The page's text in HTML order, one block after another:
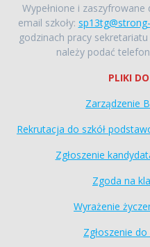
Wypełnione i
email szkoły:
godzinach pracy
należy podać
PLIKI
Zarządzenie
Rekrutacja do szkół
Zgłoszenie
Zgoda na
Wyrażenie
Zgłoszenie